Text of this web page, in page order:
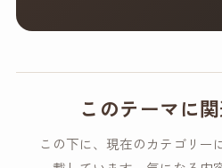
このテーマに
この下に、現在のカテゴリー